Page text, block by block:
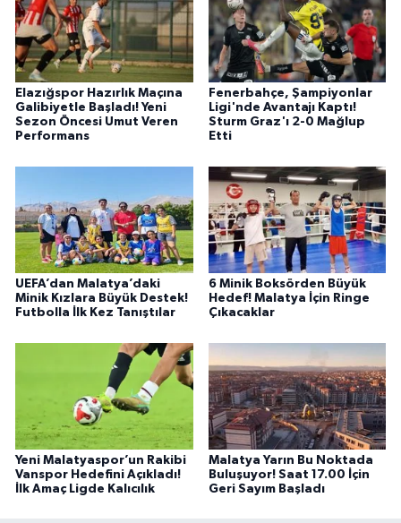
Elazığspor Hazırlık Maçına
Galibiyetle Başladı! Yeni
Sezon Öncesi Umut Veren
Performans
Fenerbahçe, Şampiyonlar
Ligi'nde Avantajı Kaptı!
Sturm Graz'ı 2-0 Mağlup
Etti
UEFA’dan Malatya’daki
Minik Kızlara Büyük Destek!
Futbolla İlk Kez Tanıştılar
6 Minik Boksörden Büyük
Hedef! Malatya İçin Ringe
Çıkacaklar
Yeni Malatyaspor’un Rakibi
Vanspor Hedefini Açıkladı!
İlk Amaç Ligde Kalıcılık
Malatya Yarın Bu Noktada
Buluşuyor! Saat 17.00 İçin
Geri Sayım Başladı